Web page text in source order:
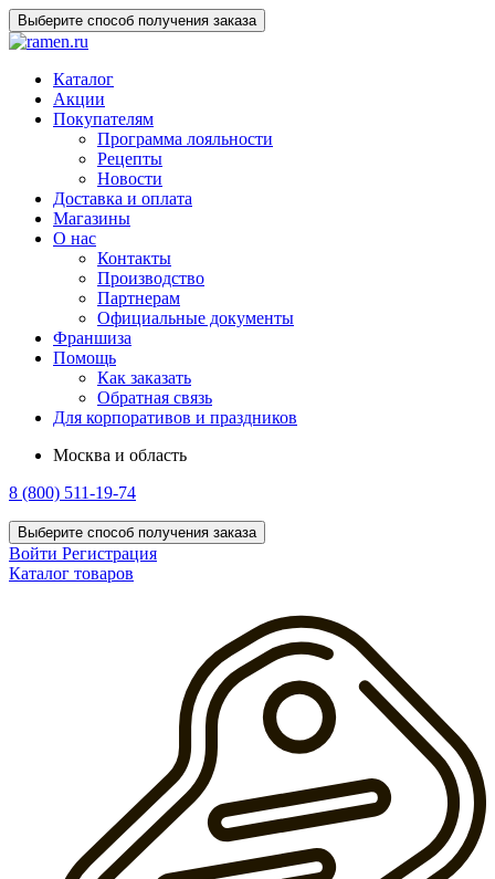
Выберите способ получения заказа
Каталог
Акции
Покупателям
Программа лояльности
Рецепты
Новости
Доставка и оплата
Магазины
О нас
Контакты
Производство
Партнерам
Официальные документы
Франшиза
Помощь
Как заказать
Обратная связь
Для корпоративов и праздников
Москва и область
8 (800) 511-19-74
Выберите способ получения заказа
Войти Регистрация
Каталог товаров